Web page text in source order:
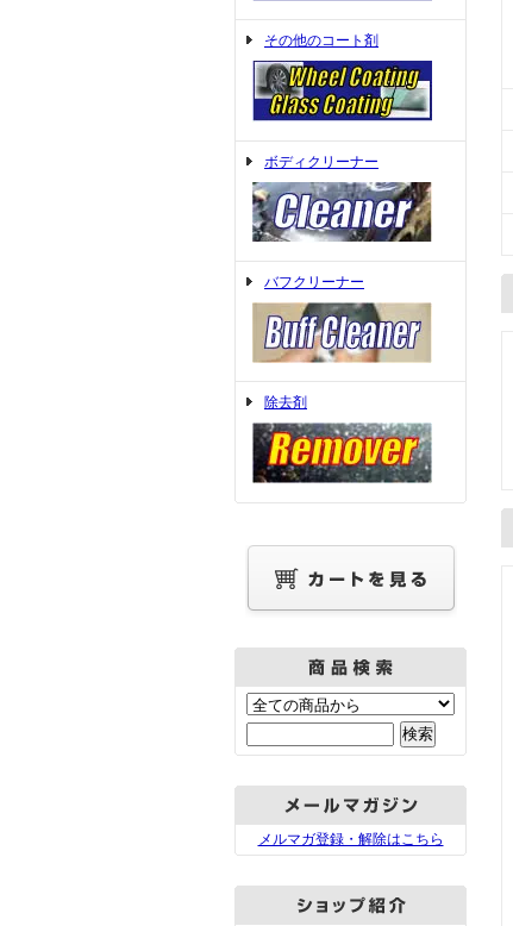
その他のコート剤
ボディクリーナー
バフクリーナー
除去剤
メルマガ登録・解除はこちら